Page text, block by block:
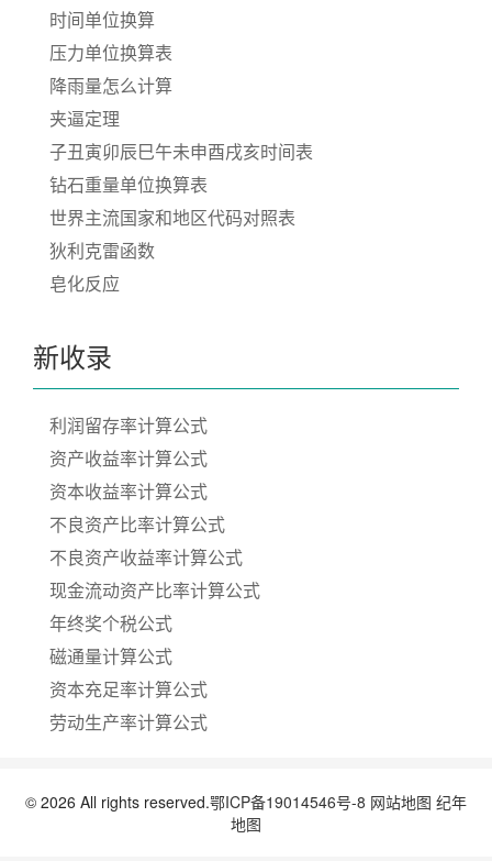
时间单位换算
压力单位换算表
降雨量怎么计算
夹逼定理
子丑寅卯辰巳午未申酉戌亥时间表
钻石重量单位换算表
世界主流国家和地区代码对照表
狄利克雷函数
皂化反应
新收录
利润留存率计算公式
资产收益率计算公式
资本收益率计算公式
不良资产比率计算公式
不良资产收益率计算公式
现金流动资产比率计算公式
年终奖个税公式
磁通量计算公式
资本充足率计算公式
劳动生产率计算公式
© 2026 All rights reserved.鄂ICP备19014546号-8 网站地图 纪年
地图